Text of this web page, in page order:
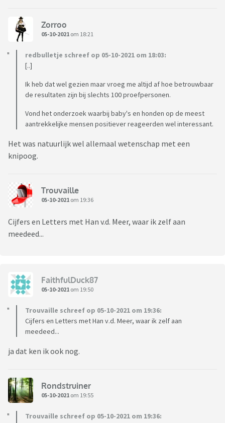
Zorroo
05-10-2021 om 18:21
redbulletje schreef op 05-10-2021 om 18:03:
[..]
Ik heb dat wel gezien maar vroeg me altijd af hoe betrouwbaar
de resultaten zijn bij slechts 100 proefpersonen.
Vond het onderzoek waarbij baby's en honden op de meest
aantrekkelijke mensen positiever reageerden wel interessant.
Het was natuurlijk wel allemaal wetenschap met een
knipoog.
Trouvaille
05-10-2021 om 19:36
Cijfers en Letters met Han v.d. Meer, waar ik zelf aan
meedeed...
FaithfulDuck87
05-10-2021 om 19:50
Trouvaille schreef op 05-10-2021 om 19:36:
Cijfers en Letters met Han v.d. Meer, waar ik zelf aan
meedeed...
ja dat ken ik ook nog.
Rondstruiner
05-10-2021 om 19:55
Trouvaille schreef op 05-10-2021 om 19:36: